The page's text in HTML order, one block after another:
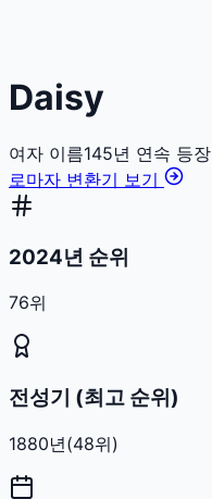
Daisy
여자 이름145년 연속 등장
로마자 변환기 보기
2024년 순위
76위
전성기 (최고 순위)
1880년(48위)